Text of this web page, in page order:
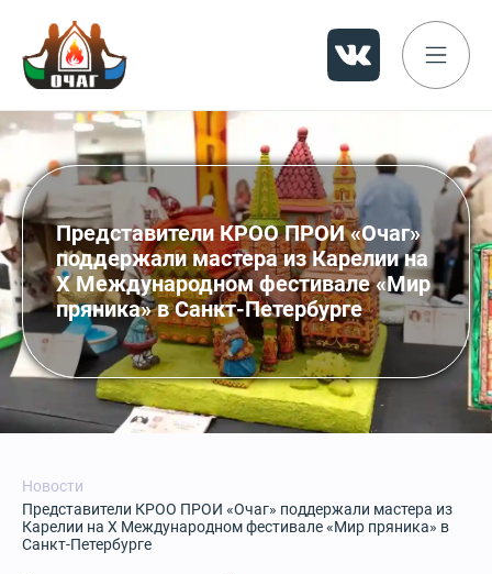
Представители КРОО ПРОИ «Очаг»
поддержали мастера из Карелии на
X Международном фестивале «Мир
пряника» в Санкт-Петербурге
Новости
Представители КРОО ПРОИ «Очаг» поддержали мастера из
Карелии на X Международном фестивале «Мир пряника» в
Санкт-Петербурге